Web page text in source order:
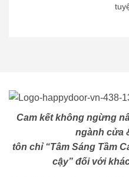
Cam kết không ngừng
ngành cửa
tôn chỉ “Tâm Sáng Tầm
cậy” đối với